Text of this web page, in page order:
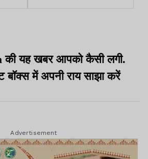
सिसोदिया समेत अन्य आरोपी
यह खबर आपको कैसी लगी.
बॉक्स में अपनी राय साझा करें
Advertisement